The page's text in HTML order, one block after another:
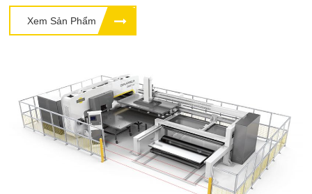
Xem Sản Phẩm